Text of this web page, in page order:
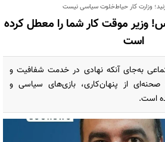
وزارت کار حیاط‌خلوت سیاسی نیست
وزیر موقت کار شما را معطل کرده
است
به‌جای آنکه نهادی در خدمت شفافیت و
صحنه‌ای از پنهان‌کاری، بازی‌های سیاسی و
است.